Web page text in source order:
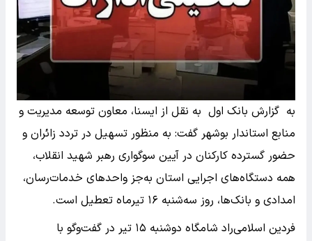
به گزارش بانک اول به نقل از ایسنا، معاون توسعه مدیریت و
منابع استاندار بوشهر گفت: به منظور تسهیل در تردد زائران و
حضور گسترده کارکنان در آیین سوگواری رهبر شهید انقلاب،
همه دستگاه‌های اجرایی استان به‌جز واحد‌های خدمات‌رسان،
امدادی و بانک‌ها، روز سه‌شنبه ۱۶ تیرماه تعطیل است.
فردین اسلامی‌راد شامگاه دوشنبه ۱۵ تیر در گفت‌و‌گو با